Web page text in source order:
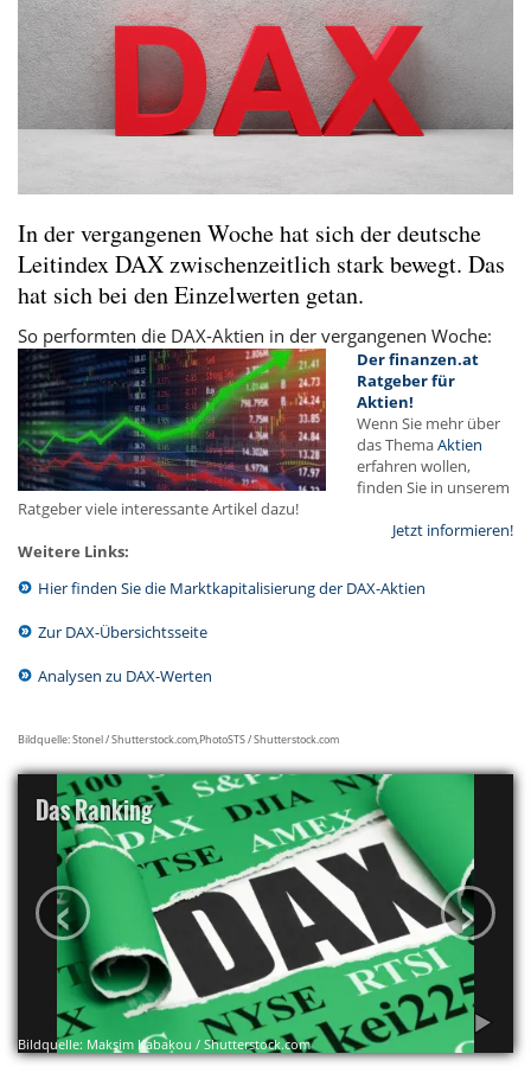
In der vergangenen Woche hat sich der deutsche
Leitindex DAX zwischenzeitlich stark bewegt. Das
hat sich bei den Einzelwerten getan.
So performten die DAX-Aktien in der vergangenen Woche:
Der finanzen.at
Ratgeber für
Aktien!
Wenn Sie mehr über
das ThemaAktien
erfahren wollen,
finden Sie in unserem
Ratgeber viele interessante Artikel dazu!
Jetzt informieren!
Weitere Links:
Hier finden Sie die Marktkapitalisierung der DAX-Aktien
Zur DAX-Übersichtsseite
Analysen zu DAX-Werten
Bildquelle: Stonel / Shutterstock.com,PhotoSTS / Shutterstock.com
Das Ranking
‹ ›
Bildquelle: Maksim Kabakou / Shutterstock.com